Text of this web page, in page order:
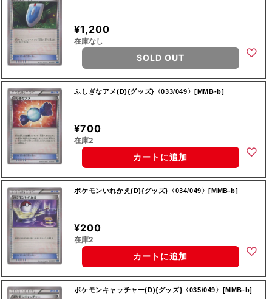
¥1,200
在庫なし
SOLD OUT
ふしぎなアメ(D){グッズ}〈033/049〉[MMB-b]
¥700
在庫2
カートに追加
ポケモンいれかえ(D){グッズ}〈034/049〉[MMB-b]
¥200
在庫2
カートに追加
ポケモンキャッチャー(D){グッズ}〈035/049〉[MMB-b]